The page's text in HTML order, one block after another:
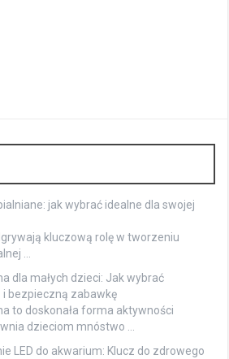
jak wybrać idealne dla swojej
kluczową rolę w tworzeniu
…
dla małych dzieci: Jak wybrać
i bezpieczną zabawkę
to doskonała forma aktywności
dzieciom mnóstwo …
LED do akwarium: Klucz do zdrowego